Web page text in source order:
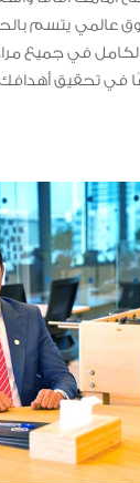
عالمي يتسم
في جميع
في تحقيق أهدافك